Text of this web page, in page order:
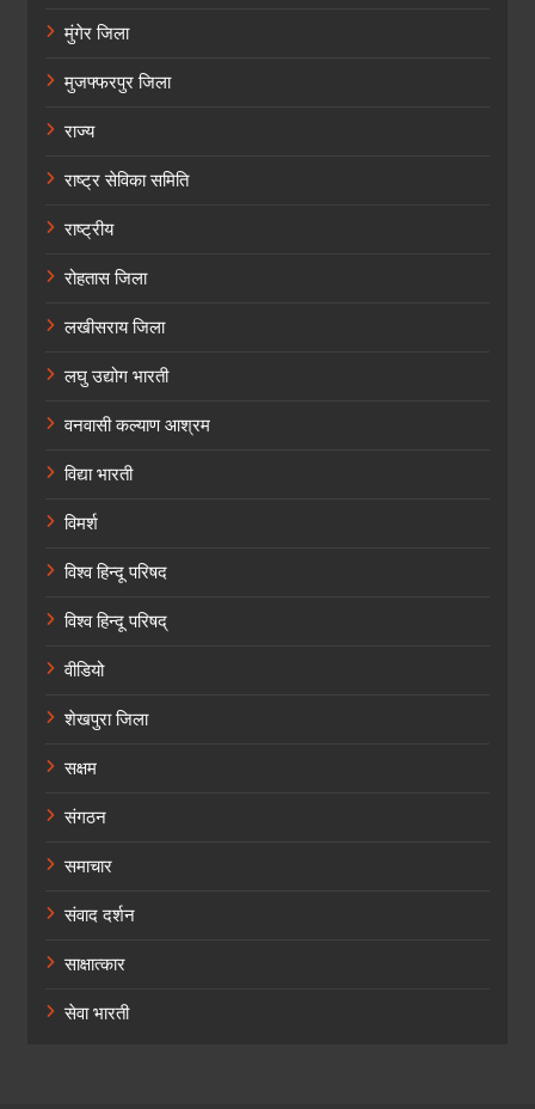
मुंगेर जिला
मुजफ्फरपुर जिला
राज्य
राष्ट्र सेविका समिति
राष्ट्रीय
रोहतास जिला
लखीसराय जिला
लघु उद्योग भारती
वनवासी कल्याण आश्रम
विद्या भारती
विमर्श
विश्व हिन्दू परिषद
विश्व हिन्दू परिषद्
वीडियो
शेखपुरा जिला
सक्षम
संगठन
समाचार
संवाद दर्शन
साक्षात्कार
सेवा भारती